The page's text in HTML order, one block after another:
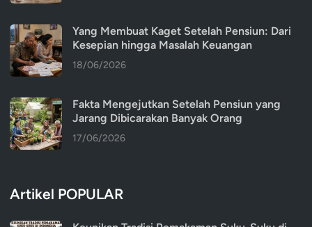
Yang Membuat Kaget Setelah Pensiun: Dari
Kesepian hingga Masalah Keuangan
18/06/2026
Fakta Mengejutkan Setelah Pensiun yang
Jarang Dibicarakan Banyak Orang
17/06/2026
Artikel POPULAR